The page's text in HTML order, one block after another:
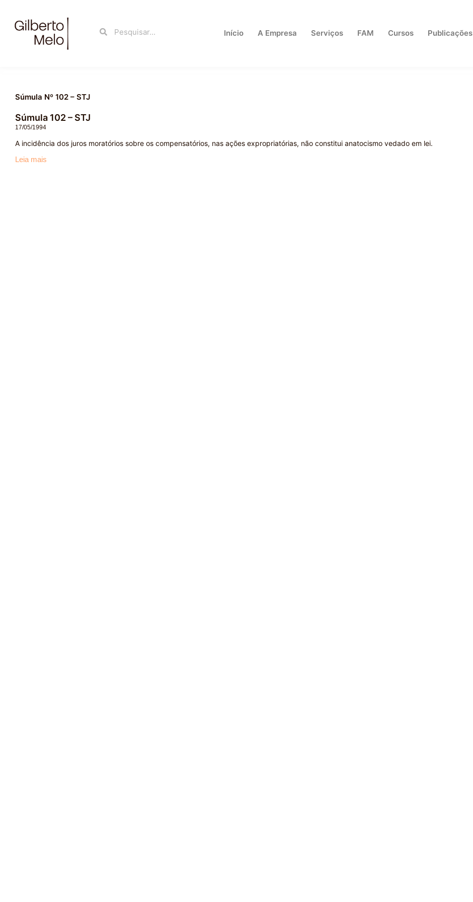
SearchSearch
Início A Empresa Serviços FAM Cursos Publicações
Súmula Nº 102 – STJ
Súmula 102 – STJ
17/05/1994
A incidência dos juros moratórios sobre os compensatórios, nas ações expropriatórias, não constitui anatocismo vedado em lei.
Leia mais